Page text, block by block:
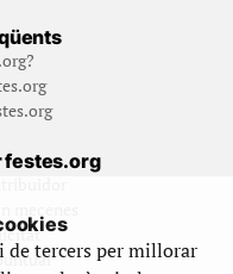
festes.org
tercers per millorar